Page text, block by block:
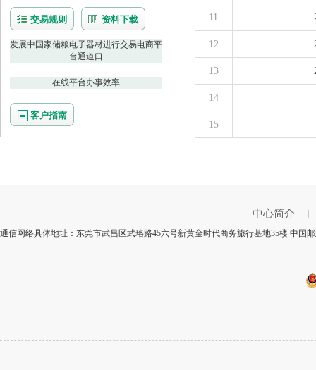
交易规则 资料下载
发展中国家储粮电子器材进行交易电商平
台通道口
在线平台办事效率
客户指南
11
12
13
14
15
中心简介
通信网络具体地址：东莞市武昌区武珞路45六号新黄金时代商务旅行基地35楼 中国